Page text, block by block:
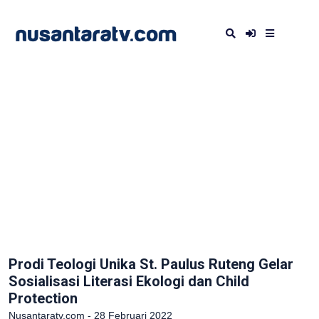
Prodi Teologi Unika St. Paulus Ruteng Gelar
Sosialisasi Literasi Ekologi dan Child
Protection
Nusantaratv.com - 28 Februari 2022